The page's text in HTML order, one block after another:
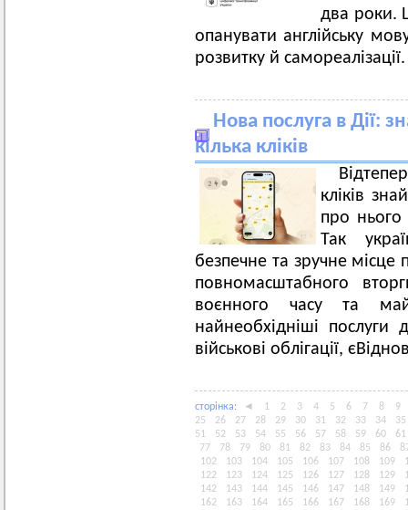
два роки.
опанувати англійську
розвитку й самореалізації.
Нова послуга в Дії:
кілька кліків
кліків
про нього
Так
безпечне та зручне місце
повномасштабного
воєнного часу та
найнеобхідніші послуги
військові облігації,
сторiнка: ◄ 1 2 3 4 5 6 7 8
9
25
26 27 28 29 30 31 32 33 34
35
51
52 53 54 55 56 57 58 59 60
61
77
78 79 80 81 82 83 84 85 86
102
103 104 105 106 107 108 109
122
123 124 125 126 127 128 129
142
143 144 145 146 147 148 149
162
163 164 165 166 167 168 169